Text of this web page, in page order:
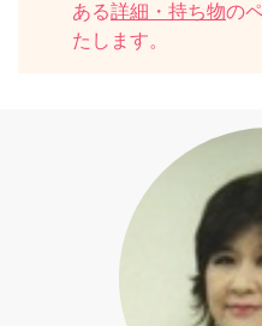
ある詳細・持ち物の
たします。